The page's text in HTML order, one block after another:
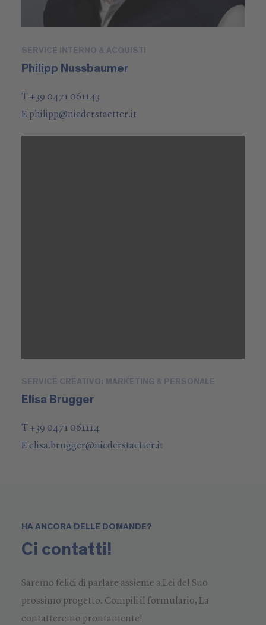
SERVICE INTERNO & ACQUISTI
Philipp Nussbaumer
T +39 0471 061143
E philipp@niederstaetter.it
SERVICE CREATIVO: MARKETING & PERSONALE
Elisa Brugger
T +39 0471 061114
E elisa.brugger@niederstaetter.it
HA ANCORA DELLE DOMANDE?
Ci contatti!
Saremo felici di parlare assieme a Lei del Suo
prossimo progetto. Compili il formulario, La
contatteremo prontamente!